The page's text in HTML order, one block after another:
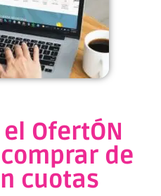
OfertÓN
de
cuotas